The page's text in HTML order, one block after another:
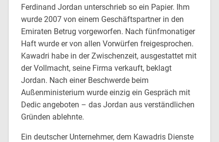
Ferdinand Jordan unterschrieb so ein Papier. Ihm
wurde 2007 von einem Geschäftspartner in den
Emiraten Betrug vorgeworfen. Nach fünfmonatiger
Haft wurde er von allen Vorwürfen freigesprochen.
Kawadri habe in der Zwischenzeit, ausgestattet mit
der Vollmacht, seine Firma verkauft, beklagt
Jordan. Nach einer Beschwerde beim
Außenministerium wurde einzig ein Gespräch mit
Dedic angeboten – das Jordan aus verständlichen
Gründen ablehnte.
Ein deutscher Unternehmer, dem Kawadris Dienste